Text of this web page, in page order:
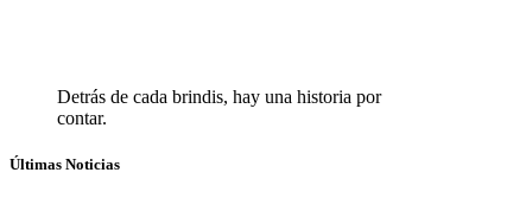
Detrás de cada brindis, hay una historia por
contar.
Últimas Noticias